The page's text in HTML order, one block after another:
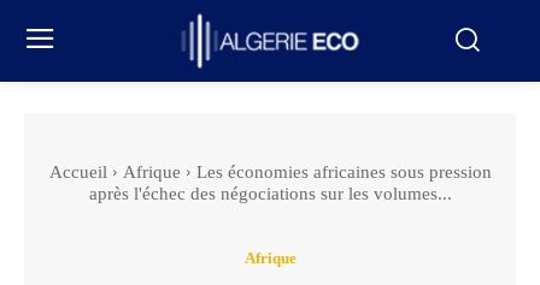
Accueil Afrique
Les économies africaines sous pression
après l'échec des négociations sur les volumes...
Afrique